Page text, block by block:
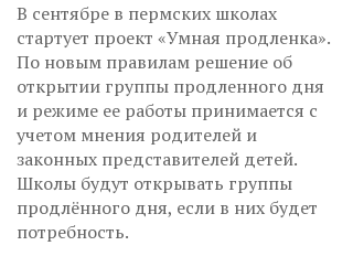
В сентябре в пермских школах
стартует проект «Умная продленка».
По новым правилам решение об
открытии группы продленного дня
и режиме ее работы принимается с
учетом мнения родителей и
законных представителей детей.
Школы будут открывать группы
продлённого дня, если в них будет
потребность.